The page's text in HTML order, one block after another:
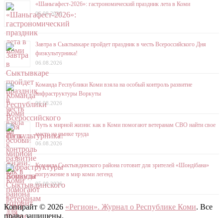
«Шаньгафест-2026»: гастрономический праздник лета в Коми
06.08.2026
Завтра в Сыктывкаре пройдет праздник в честь Всероссийского Дня
физкультурника!
06.08.2026
Команда Республики Коми взяла на особый контроль развитие
инфраструктуры Воркуты
06.08.2026
Путь к мирной жизни: как в Коми помогают ветеранам СВО найти свое
место на рынке труда
06.08.2026
Команда Сыктывдинского района готовит для зрителей «Шондібана»
погружение в мир коми легенд
05.08.2026
Копирайт © 2026 «Регион». Журнал о Республике Коми. Все
права защищены.